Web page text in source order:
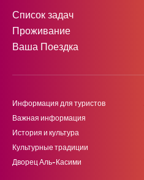
Список задач
Проживание
Ваша Поездка
Информация для туристов
Важная информация
История и культура
Культурные традиции
Дворец Аль-Касими